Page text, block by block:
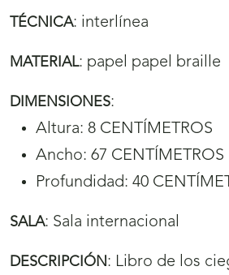
TÉCNICA: interlínea
MATERIAL: papel papel braille
DIMENSIONES:
Altura: 8 CENTÍMETROS
Ancho: 67 CENTÍMETROS
Profundidad: 40
SALA: Sala internacional
DESCRIPCIÓN: Libro de los